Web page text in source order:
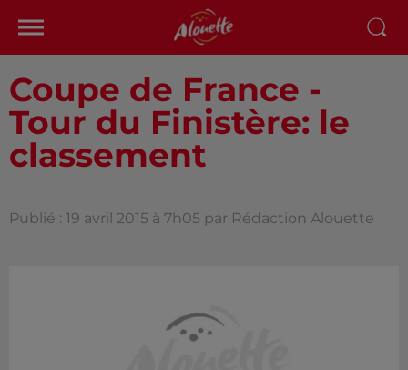
Coupe de France -
Tour du Finistère: le
classement
Publié : 19 avril 2015 à 7h05 par Rédaction Alouette